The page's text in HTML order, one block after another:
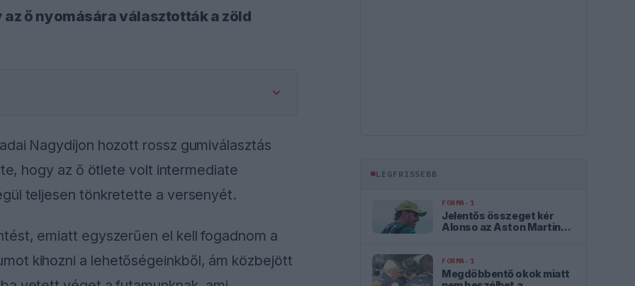
ő nyomására választották a zöld
Nagydíjon hozott rossz gumiválasztás
hogy az ő ötlete volt intermediate
teljesen tönkretette a versenyét.
emiatt egyszerűen el kell fogadnom a
kihozni a lehetőségeinkből, ám közbejött
LEGFRISSEBB
FORMA-1
Jelentős összeget kér
Alonso az Aston Martintól
FORMA-1
Megdöbbentő okok miatt